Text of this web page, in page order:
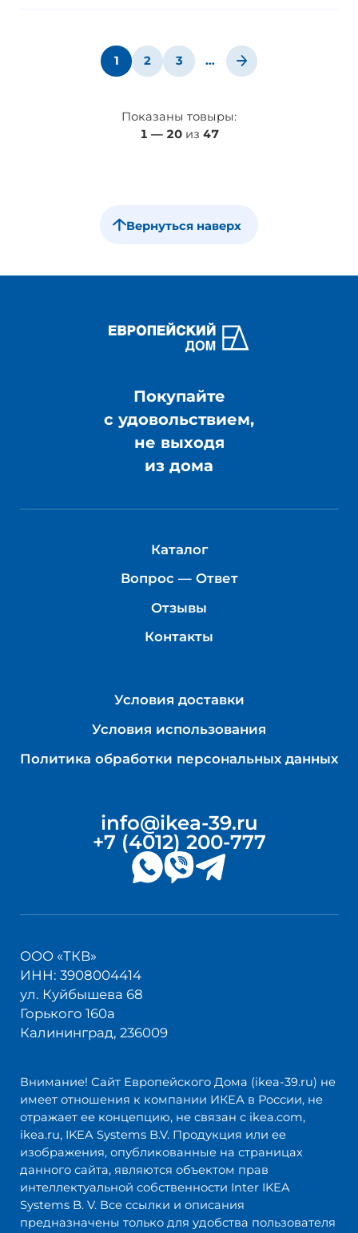
Показаны товыры:
1 — 20из 47
1 2 3 …
Вернуться наверх
Покупайте
с удовольствием,
не выходя
из дома
Каталог
Вопрос — Ответ
Отзывы
Контакты
Условия доставки
Условия использования
Политика обработки персональных данных
info@ikea-39.ru
+7 (4012) 200-777
ООО «ТКВ»
ИНН: 3908004414
ул. Куйбышева 68
Горького 160а
Калининград, 236009
Внимание! Сайт Европейского Дома (ikea-39.ru) не
имеет отношения к компании ИКЕА в России, не
отражает ее концепцию, не связан с ikea.com,
ikea.ru, IKEA Systems B.V. Продукция или ее
изображения, опубликованные на страницах
данного сайта, являются объектом прав
интеллектуальной собственности Inter IKEA
Systems B. V. Все ссылки и описания
предназначены только для удобства пользователя